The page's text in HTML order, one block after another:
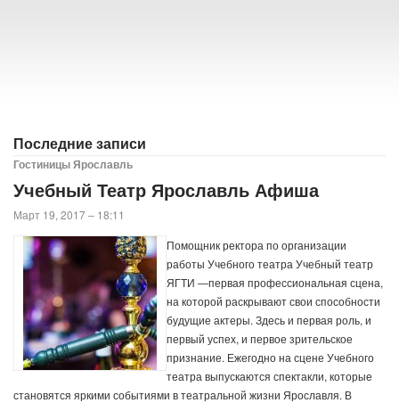
Последние записи
Гостиницы Ярославль
Учебный Театр Ярославль Афиша
Март 19, 2017 – 18:11
Помощник ректора по организации
работы Учебного театра Учебный театр
ЯГТИ ―первая профессиональная сцена,
на которой раскрывают свои способности
будущие актеры. Здесь и первая роль, и
первый успех, и первое зрительское
признание. Ежегодно на сцене Учебного
театра выпускаются спектакли, которые
становятся яркими событиями в театральной жизни Ярославля. В